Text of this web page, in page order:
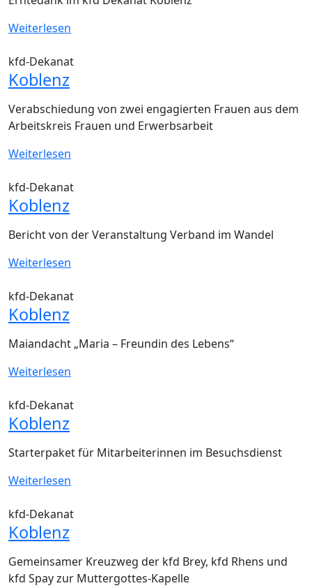
Weiterlesen
kfd-Dekanat
Koblenz
Verabschiedung von zwei engagierten Frauen aus dem
Arbeitskreis Frauen und Erwerbsarbeit
Weiterlesen
kfd-Dekanat
Koblenz
Bericht von der Veranstaltung Verband im Wandel
Weiterlesen
kfd-Dekanat
Koblenz
Maiandacht „Maria – Freundin des Lebens“
Weiterlesen
kfd-Dekanat
Koblenz
Starterpaket für Mitarbeiterinnen im Besuchsdienst
Weiterlesen
kfd-Dekanat
Koblenz
Gemeinsamer Kreuzweg der kfd Brey, kfd Rhens und
kfd Spay zur Muttergottes-Kapelle